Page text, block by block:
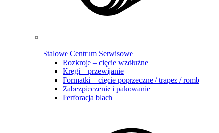
Stalowe Centrum Serwisowe
Rozkroje – cięcie wzdłużne
Kręgi – przewijanie
Formatki – cięcie poprzeczne / trapez / romb
Zabezpieczenie i pakowanie
Perforacja blach